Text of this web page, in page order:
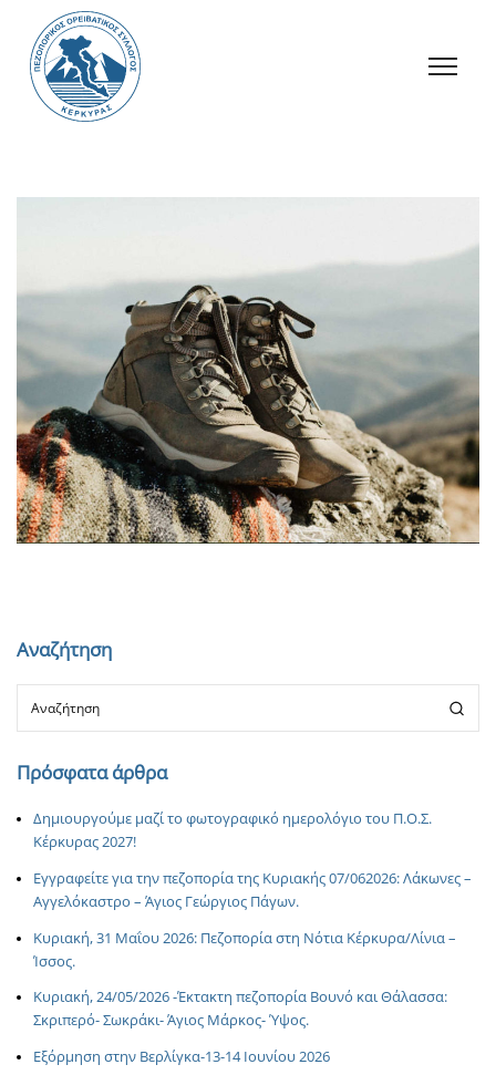
Ανακοινώσεις
Αναζήτηση
Πρόσφατα άρθρα
Δημιουργούμε μαζί το φωτογραφικό ημερολόγιο του Π.Ο.Σ.
Κέρκυρας 2027!
Εγγραφείτε για την πεζοπορία της Κυριακής 07/062026: Λάκωνες –
Αγγελόκαστρο – Άγιος Γεώργιος Πάγων.
Κυριακή, 31 Μαΐου 2026: Πεζοπορία στη Νότια Κέρκυρα/Λίνια –
Ίσσος.
Κυριακή, 24/05/2026 -Έκτακτη πεζοπορία Βουνό και Θάλασσα:
Σκριπερό- Σωκράκι- Άγιος Μάρκος- Ύψος.
Εξόρμηση στην Βερλίγκα-13-14 Ιουνίου 2026